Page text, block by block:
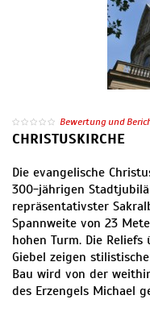
Bewertung und
CHRISTUSKIRCHE
Die evangelische
300-jährigen
repräsentativster
Spannweite von 23
hohen Turm. Die
Giebel zeigen
Bau wird von der
des Erzengels Michael